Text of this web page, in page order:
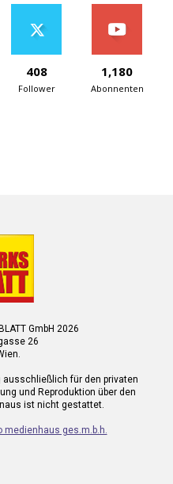
408
Follower
1,180
Abonnenten
GmbH 2026
26
für den privaten
und Reproduktion über den
ist nicht gestattet.
medienhaus ges.m.b.h.